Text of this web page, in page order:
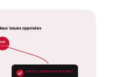
issues opposées
VIN
de bascule
RAPPEL CONNU AVANT ACHAT